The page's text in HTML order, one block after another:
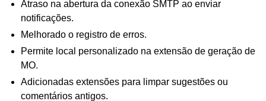
Atraso na abertura da conexão SMTP ao enviar
notificações.
Melhorado o registro de erros.
Permite local personalizado na extensão de geração de
MO.
Adicionadas extensões para limpar sugestões ou
comentários antigos.